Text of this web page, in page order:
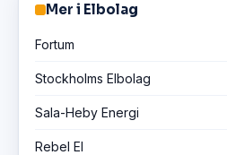
Mer i Elbolag
Fortum
Stockholms Elbolag
Sala-Heby Energi
Rebel El